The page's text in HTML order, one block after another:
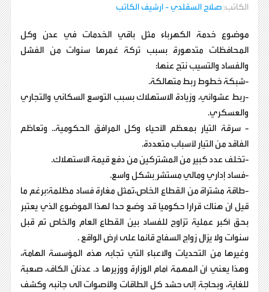
الكاتب: صلاح السقلدي- ارشيف الكاتب
موضوع خدمة الكهرباء مثل باقي الخدمات في عدن وكل
المحافظات متدهورة بسبب تركة عُمرها سنوات من الفشل
والفساد والتسيب نتج عنها:
-شبكة خطوط ربط متهالكة.
-ربط عشوائي، وزيادة الاستهلاك بسبب التوسع السكاني والتجاري
والعسكري.
- سرقة التيار بمعظم الأحياء وكل المرافق الحكومية.. وتعاظم
الفاقد من التيار لأسباب متعددة.
-تخلف عدد كبير من المشتركين من دفع قيمة الاستهلاك.
-فساد إداري ومالي مستشرٍ بشكل واسع.
-طاقة مشتراة من القطاع الخاص،تمثل مغارة فساد مظلمة؛برغم ما
قيل ان هناك قرارا حكوميا قد وضع حدا لهذا الموضوع الذي يعتبر
بحق أكبر عملية تزاوج للفساد بين القطاع العام والخاص تم قبل
سنوات ولا يزال زواج السفاح قائما على أرض الواقع .
وغيرها من التحديات والاعباء التي تجابه هذه المؤسسة الهامة،
وهذا يعني أن المهمة أمام الوزارة ووزيرها د. عدنان الكاف، صعبة
للغاية، وبحاجة إلى حشد كل الطاقات والأصوات الى جانبه وكشف